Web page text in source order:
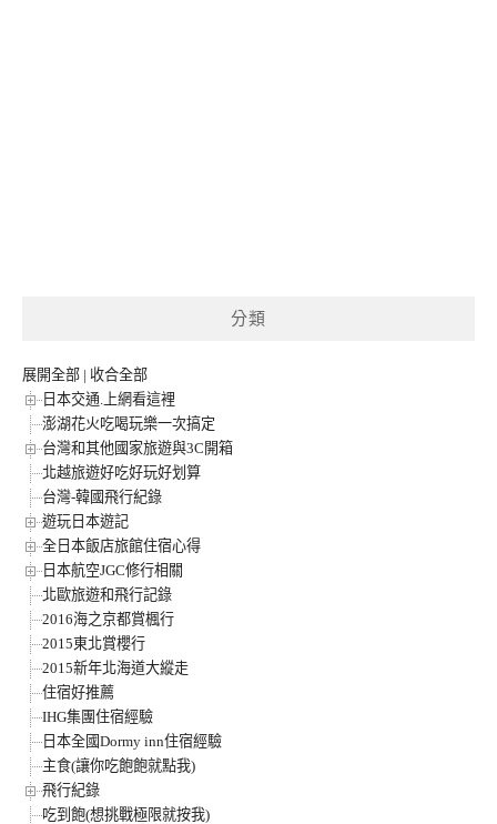
分類
展開全部 | 收合全部
日本交通.上網看這裡
澎湖花火吃喝玩樂一次搞定
台灣和其他國家旅遊與3C開箱
北越旅遊好吃好玩好划算
台灣-韓國飛行紀錄
遊玩日本遊記
全日本飯店旅館住宿心得
日本航空JGC修行相關
北歐旅遊和飛行記錄
2016海之京都賞楓行
2015東北賞櫻行
2015新年北海道大縱走
住宿好推薦
IHG集團住宿經驗
日本全國Dormy inn住宿經驗
主食(讓你吃飽飽就點我)
飛行紀錄
吃到飽(想挑戰極限就按我)